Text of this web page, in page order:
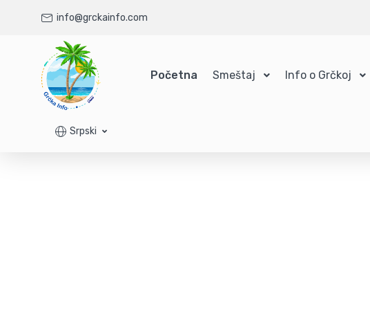
info@grckainfo.com
Početna Smeštaj Info o Grčkoj
Srpski